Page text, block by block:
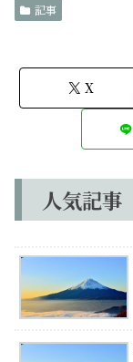
記事
X
人気記事